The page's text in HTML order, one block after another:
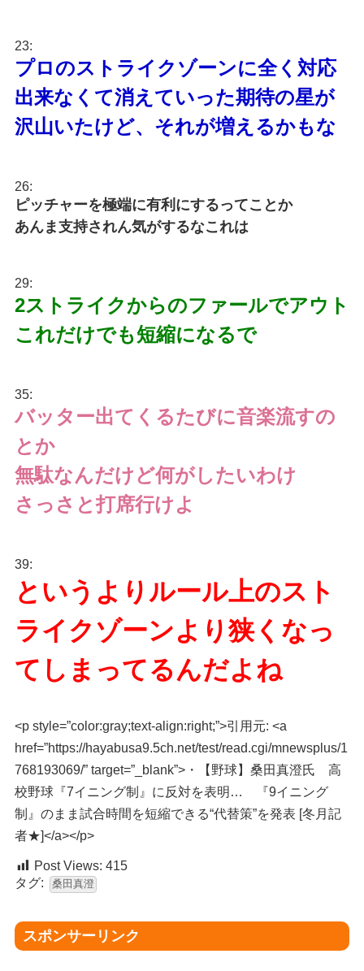
23:
プロのストライクゾーンに全く対応
出来なくて消えていった期待の星が
沢山いたけど、それが増えるかもな
26:
ピッチャーを極端に有利にするってことか
あんま支持されん気がするなこれは
29:
2ストライクからのファールでアウト
これだけでも短縮になるで
35:
バッター出てくるたびに音楽流すの
とか
無駄なんだけど何がしたいわけ
さっさと打席行けよ
39:
というよりルール上のスト
ライクゾーンより狭くなっ
てしまってるんだよね
<p style=”color:gray;text-align:right;”>引用元: <a
href=”https://hayabusa9.5ch.net/test/read.cgi/mnewsplus/1
768193069/” target=”_blank”>・【野球】桑田真澄氏 高
校野球『7イニング制』に反対を表明… 『9イニング
制』のまま試合時間を短縮できる“代替策”を発表 [冬月記
者★]</a></p>
Post Views: 415
タグ:
桑田真澄
スポンサーリンク